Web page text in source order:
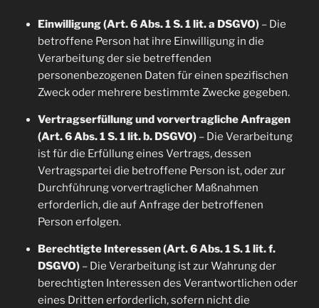
Einwilligung (Art. 6 Abs. 1 S. 1 lit. a DSGVO)– Die
betroffene Person hat ihre Einwilligung in die
Verarbeitung der sie betreffenden
personenbezogenen Daten für einen spezifischen
Zweck oder mehrere bestimmte Zwecke gegeben.
Vertragserfüllung und vorvertragliche Anfragen
(Art. 6 Abs. 1 S. 1 lit. b. DSGVO)– Die Verarbeitung
ist für die Erfüllung eines Vertrags, dessen
Vertragspartei die betroffene Person ist, oder zur
Durchführung vorvertraglicher Maßnahmen
erforderlich, die auf Anfrage der betroffenen
Person erfolgen.
Berechtigte Interessen (Art. 6 Abs. 1 S. 1 lit. f.
DSGVO)– Die Verarbeitung ist zur Wahrung der
berechtigten Interessen des Verantwortlichen oder
eines Dritten erforderlich, sofern nicht die